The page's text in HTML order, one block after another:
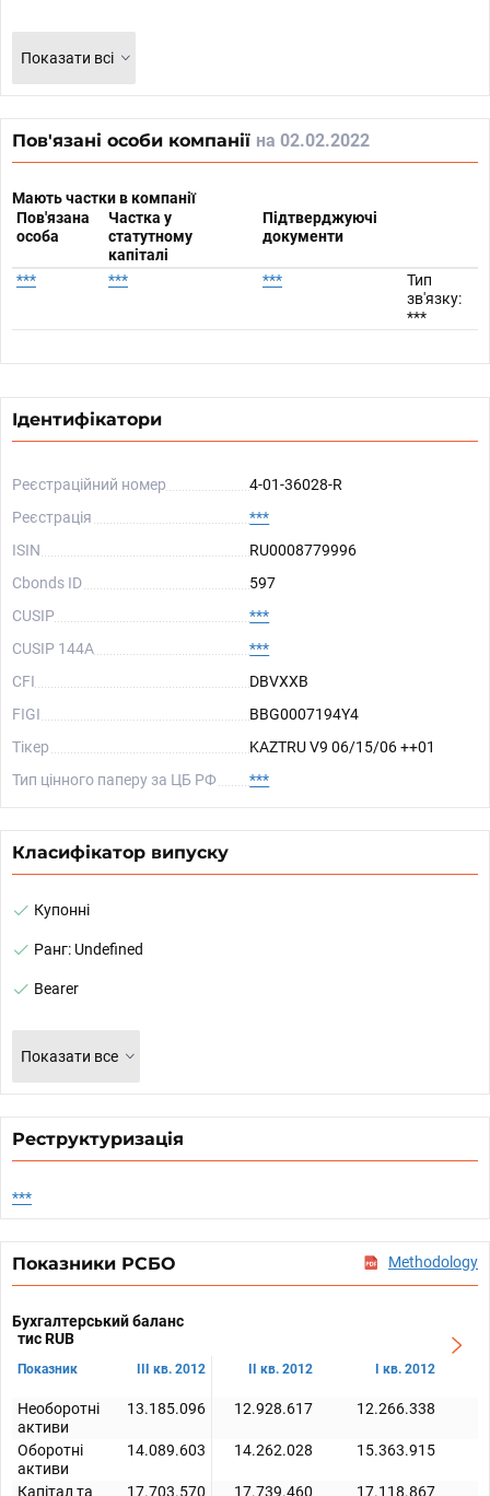
Показати всі
Пов'язані особи компанії на 02.02.2022
Мають частки в компанії
Пов'язана
особа
Частка у
статутному
капіталі
Підтверджуючі
документи
*** *** ***
Тип
зв'язку:
***
Ідентифікатори
Реєстраційний номер
4-01-36028-R
Реєстрація
***
ISIN
RU0008779996
Cbonds ID
597
CUSIP
***
CUSIP 144A
***
CFI
DBVXXB
FIGI
BBG0007194Y4
Тікер
KAZTRU V9 06/15/06 ++01
Тип цінного паперу за ЦБ РФ
***
Класифікатор випуску
Купонні
Ранг: Undefined
Bearer
Показати все
Реструктуризація
***
Показники РСБО Methodology
Бухгалтерський баланс
тис RUB
Показник III кв. 2012 II кв. 2012 I кв. 2012
Необоротні
активи
13.185.096 12.928.617 12.266.338
Оборотні
активи
14.089.603 14.262.028 15.363.915
Капітал та 17.703.570 17.739.460 17.118.867